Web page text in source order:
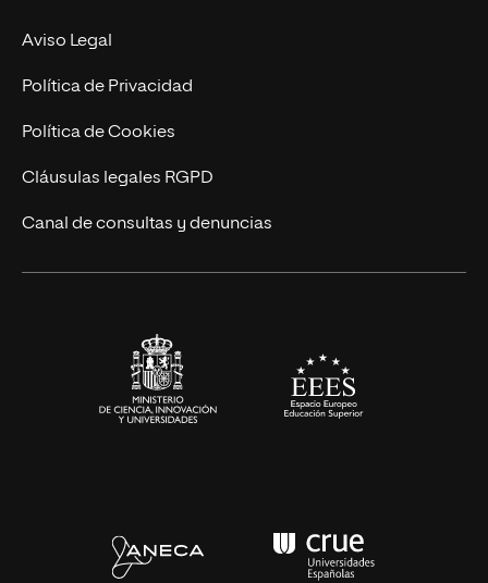
Experto Universitario
Postgrados
Cursos Universitarios
Nuestro Equipo
Trabaja en UNIR
Actualidad
UNIR Revista
Eventos
Aviso Legal
Política de Privacidad
Política de Cookies
Cláusulas legales RGPD
Canal de consultas y denuncias